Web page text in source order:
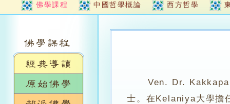
佛學課程 中國哲學概論 西方哲學
Ven. Dr.
士。在Kelaniya大學擔